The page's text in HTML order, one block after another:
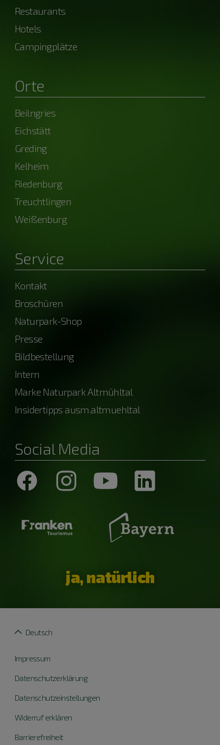
Restaurants
Hotels
Campingplätze
Orte
Beilngries
Eichstätt
Greding
Kelheim
Riedenburg
Treuchtlingen
Weißenburg
Service
Kontakt
Broschüren
Naturpark-Shop
Presse
Bildbestellung
Intern
Marke Naturpark Altmühltal
Insidertipps ausm.altmuehltal
Social Media
ja, natürlich
Impressum
Datenschutzerklärung
Datenschutzeinstellungen
Widerruf erklären
Barrierefreiheit
Deutsch